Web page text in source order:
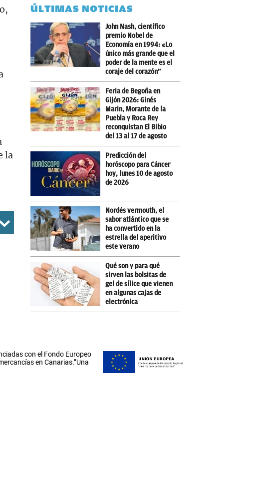
la
ÚLTIMAS NOTICIAS
John Nash, científico
premio Nobel de
Economía en 1994: «Lo
único más grande que el
poder de la mente es el
coraje del corazón”
Feria de Begoña en
Gijón 2026: Ginés
Marin, Morante de la
Puebla y Roca Rey
reconquistan El Bibio
del 13 al 17 de agosto
Predicción del
horóscopo para Cáncer
hoy, lunes 10 de agosto
de 2026
Nordés vermouth, el
sabor atlántico que se
ha convertido en la
estrella del aperitivo
este verano
Qué son y para qué
sirven las bolsitas de
gel de sílice que vienen
en algunas cajas de
electrónica
con el Fondo Europeo
en Canarias.”Una